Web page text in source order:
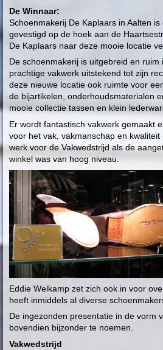
De Winnaar:
Schoenmakerij De Kaplaars in Aalten
gevestigd op de hoek aan de
De Kaplaars naar deze mooie locatie
De schoenmakerij is uitgebreid en
prachtige vakwerk uitstekend tot zijn
deze nieuwe locatie ook ruimte voor
de bijartikelen, onderhoudsmaterialen
mooie collectie tassen en klein
Er wordt fantastisch vakwerk gemaakt
voor het vak, vakmanschap en
werk voor de Vakwedstrijd als de
winkel was van hoog niveau.
Eddie Welkamp zet zich ook in voor
heeft inmiddels al diverse
De ingezonden presentatie in de vorm
bovendien bijzonder te noemen.
Vakwedstrijd